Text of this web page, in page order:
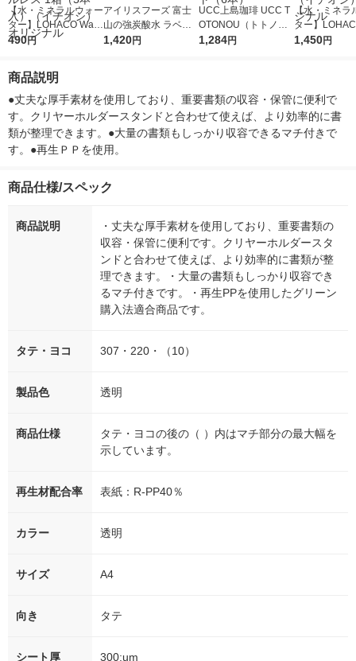
【水・ミネラルウォー
ター】LOHACO Wate
r（ロハコウォータ
シ） オリジナル
490円
アイリスフーズ 富士
山の強炭酸水 ラベル
レス 500ml 1箱（24
1,420円
UCC上島珈琲 UCC T
OTONOU（トトノ
ウ） by BLACK無糖 5
1,284円
【水・ミネラ
ター】
r 410ml 1箱（
1,450円
商品説明
●丈夫な厚手素材を使用しており、重要書類の収容・保管に便利で
す。クリヤーホルダースタンドと合わせて使えば、より効率的に書
類が整理できます。●大量の書類もしっかり収容できるマチ付きで
す。●再生ＰＰを使用。
商品仕様/スペック
商品説明
・丈夫な厚手素材を使用しており、重要書類の
収容・保管に便利です。クリヤーホルダースタ
ンドと合わせて使えば、より効率的に書類が整
理できます。・大量の書類もしっかり収容でき
るマチ付きです。・再生PPを使用したグリーン
購入法適合商品です。
タテ・ヨコ 307・220・（10）
製品色 透明
商品仕様
タテ・ヨコの後の（ ）内はマチ部分の最大幅を
示しています。
再生材配合率 表紙：R-PP40％
カラー 透明
サイズ A4
向き タテ
シート厚 300:um